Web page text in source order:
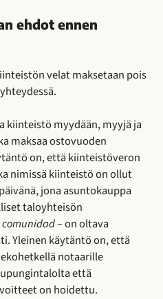
ehdot ennen
velat maksetaan pois
kiinteistö myydään, myyjä ja
maksaa ostovuoden
on, että kiinteistöveron
nimissä kiinteistö on ollut
jona asuntokauppa
taloyhteisön
– on oltava
Yleinen käytäntö on, että
notaarille
että
on hoidettu.